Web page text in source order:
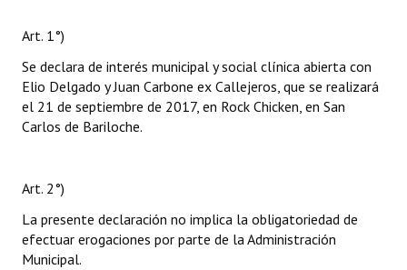
Art. 1°)
Se declara de interés municipal y social clínica abierta con
Elio Delgado y Juan Carbone ex Callejeros, que se realizará
el 21 de septiembre de 2017, en Rock Chicken, en San
Carlos de Bariloche.
Art. 2°)
La presente declaración no implica la obligatoriedad de
efectuar erogaciones por parte de la Administración
Municipal.